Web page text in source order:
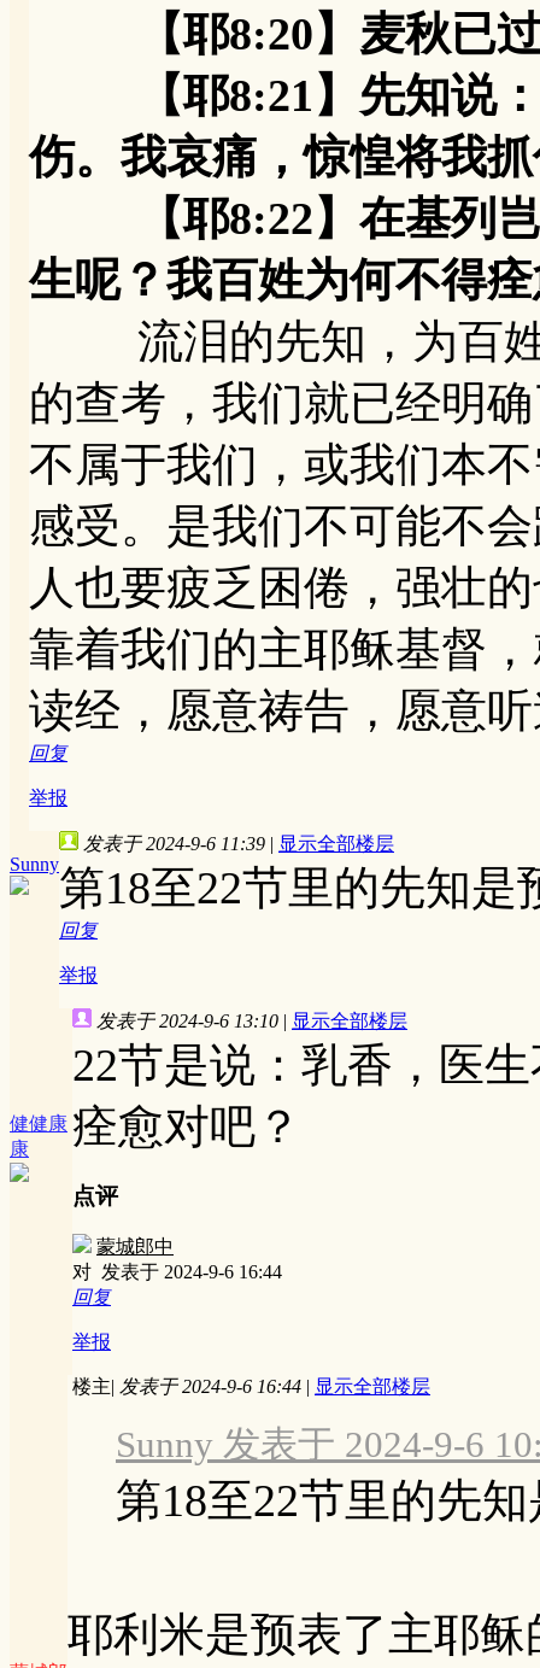
【耶8:20】麦秋已过
【耶8:21】先知说：
伤。我哀痛，惊惶将我
【耶8:22】在基列岂
生呢？我百姓为何不得
流泪的先知，为百姓
的查考，我们就已经明
不属于我们，或我们本
感受。是我们不可能不
人也要疲乏困倦，强壮
靠着我们的主耶稣基督
读经，愿意祷告，愿意
回复
举报
Sunny
发表于 2024-9-6 11:39 | 显示全部楼层
第18至22节里的先知是
回复
举报
健健康
康
发表于 2024-9-6 13:10 | 显示全部楼层
22节是说：乳香，医
痊愈对吧？
点评
蒙城郎中
对 发表于 2024-9-6 16:44
回复
举报
楼主| 发表于 2024-9-6 16:44 | 显示全部楼层
Sunny 发表于 2024-9-6
第18至22节里的先
耶利米是预表了主耶稣